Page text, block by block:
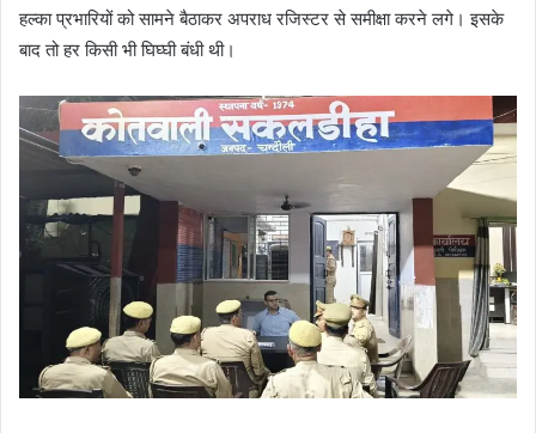
हल्का प्रभारियों को सामने बैठाकर अपराध रजिस्टर से समीक्षा करने लगे। इसके
बाद तो हर किसी भी घिघ्घी बंधी थी।